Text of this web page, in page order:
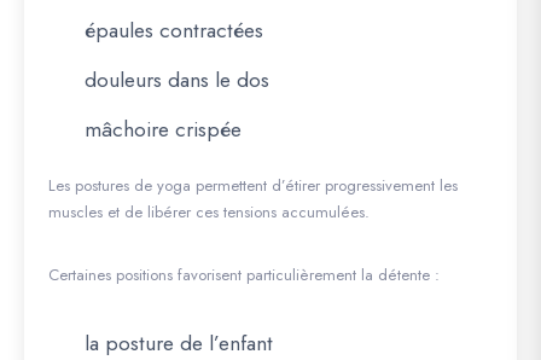
épaules contractées
douleurs dans le dos
mâchoire crispée
Les postures de yoga permettent d’étirer progressivement les
muscles et de libérer ces tensions accumulées.
Certaines positions favorisent particulièrement la détente :
la posture de l’enfant